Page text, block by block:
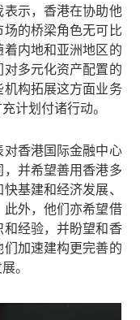
示，香港在协助他
的桥梁角色无可比
内地和亚洲地区的
多元化资产配置的
构拓展这方面业务
计划付诸行动。
香港国际金融中心
并希望善用香港多
基建和经济发展、
外，他们亦希望借
经验，并盼望和香
加速建构更完善的
。